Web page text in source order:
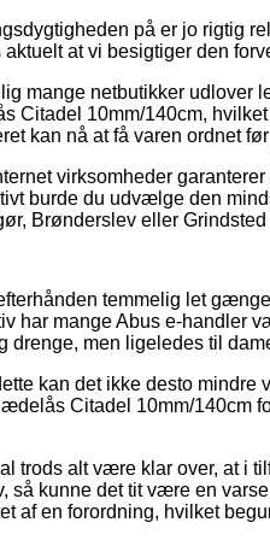
på er jo rigtig
aktuelt at vi besigtiger den
mange netbutikker udlover
Citadel 10mm/140cm,
kan nå at få varen ordnet
virksomheder
burde du udvælge den
Brønderslev eller
temmelig let
har mange Abus e-handler
drenge, men ligeledes til
kan det ikke desto
Citadel 10mm/140cm
trods alt være klar over, at i
så kunne det tit være en
af en forordning, hvilket